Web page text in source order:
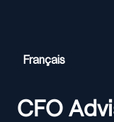
Français
CFO